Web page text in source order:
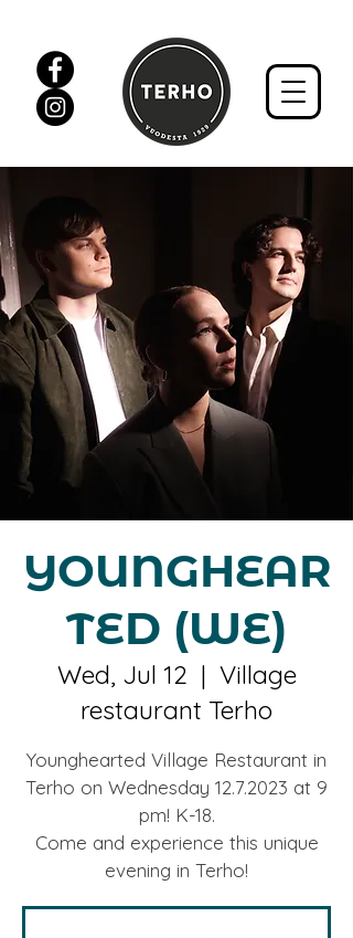
YOUNGHEAR
TED (WE)
Wed, Jul 12
  |
Village
restaurant Terho
Younghearted Village Restaurant in
Terho on Wednesday 12.7.2023 at 9
pm! K-18.
Come and experience this unique
evening in Terho!